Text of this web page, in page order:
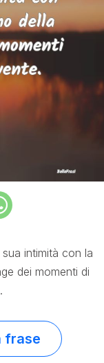
intimità con la
dei momenti di
frase